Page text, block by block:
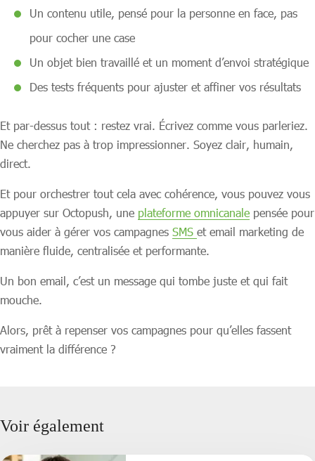
Un contenu utile, pensé pour la personne en face, pas
pour cocher une case
Un objet bien travaillé et un moment d’envoi stratégique
Des tests fréquents pour ajuster et affiner vos résultats
Et par-dessus tout : restez vrai. Écrivez comme vous parleriez.
Ne cherchez pas à trop impressionner. Soyez clair, humain,
direct.
Et pour orchestrer tout cela avec cohérence, vous pouvez vous
appuyer sur Octopush, une plateforme omnicanale pensée pour
vous aider à gérer vos campagnes SMS et email marketing de
manière fluide, centralisée et performante.
Un bon email, c’est un message qui tombe juste et qui fait
mouche.
Alors, prêt à repenser vos campagnes pour qu’elles fassent
vraiment la différence ?
Voir également